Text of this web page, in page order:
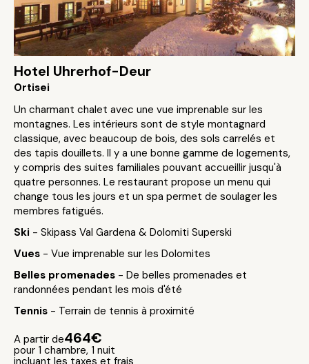
Hotel Uhrerhof-Deur
Ortisei
Un charmant chalet avec une vue imprenable sur les
montagnes. Les intérieurs sont de style montagnard
classique, avec beaucoup de bois, des sols carrelés et
des tapis douillets. Il y a une bonne gamme de logements,
y compris des suites familiales pouvant accueillir jusqu'à
quatre personnes. Le restaurant propose un menu qui
change tous les jours et un spa permet de soulager les
membres fatigués.
Ski - Skipass Val Gardena & Dolomiti Superski
Vues - Vue imprenable sur les Dolomites
Belles promenades - De belles promenades et
randonnées pendant les mois d'été
Tennis - Terrain de tennis à proximité
A partir de464€
pour 1 chambre, 1 nuit
incluant les taxes et frais